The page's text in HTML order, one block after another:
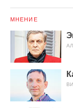
МНЕНИЕ